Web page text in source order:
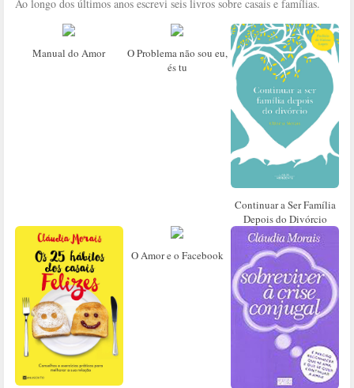
Ao longo dos últimos anos escrevi seis livros sobre casais e famílias.
Manual do Amor
O Problema não sou eu,
és tu
Continuar a Ser Família
Depois do Divórcio
O Amor e o Facebook